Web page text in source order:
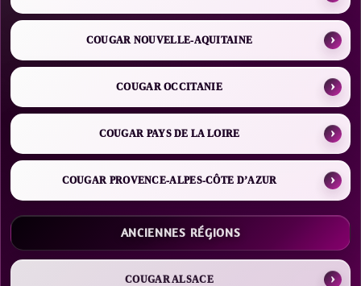
COUGAR NOUVELLE-AQUITAINE
COUGAR OCCITANIE
COUGAR PAYS DE LA LOIRE
COUGAR PROVENCE-ALPES-CÔTE D’AZUR
ANCIENNES RÉGIONS
COUGAR ALSACE